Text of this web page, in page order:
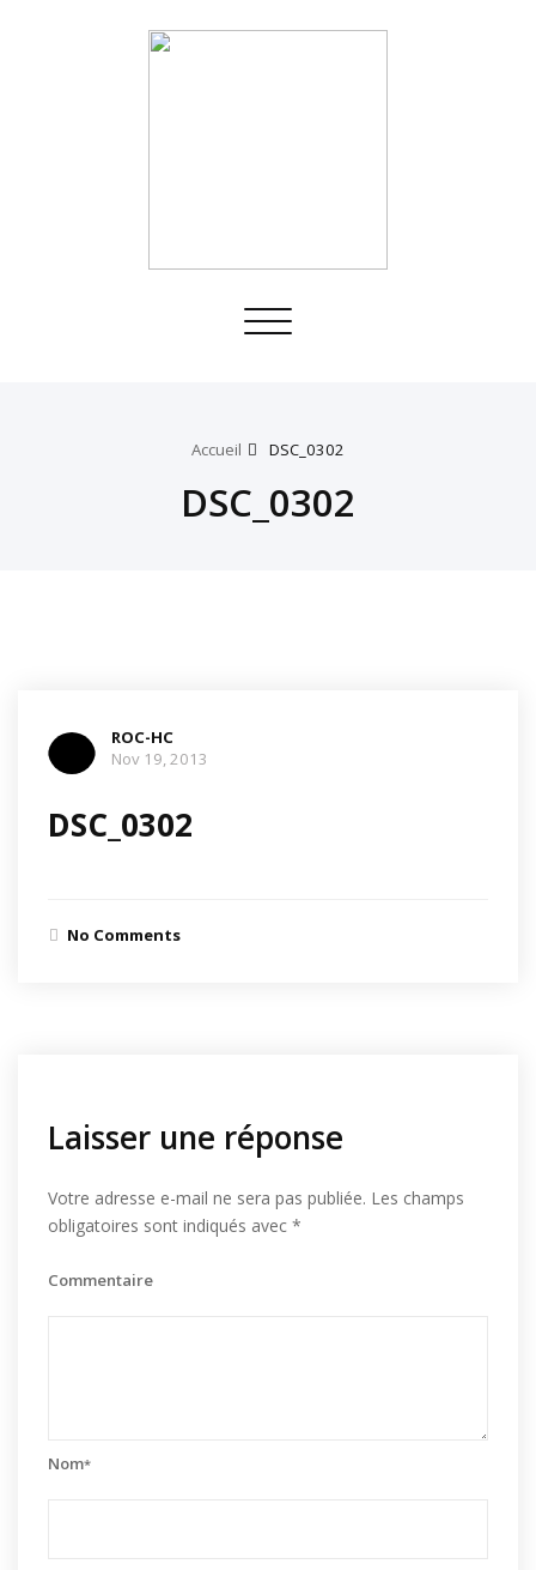
Toggle
Accueil DSC_0302
DSC_0302
ROC-HC
Nov 19, 2013
DSC_0302
No Comments
Laisser une réponse
Votre adresse e-mail ne sera pas publiée. Les champs
obligatoires sont indiqués avec *
Commentaire
Nom*